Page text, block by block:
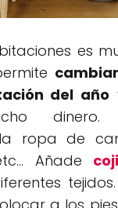
es
del año
dinero.
ropa de
Añade